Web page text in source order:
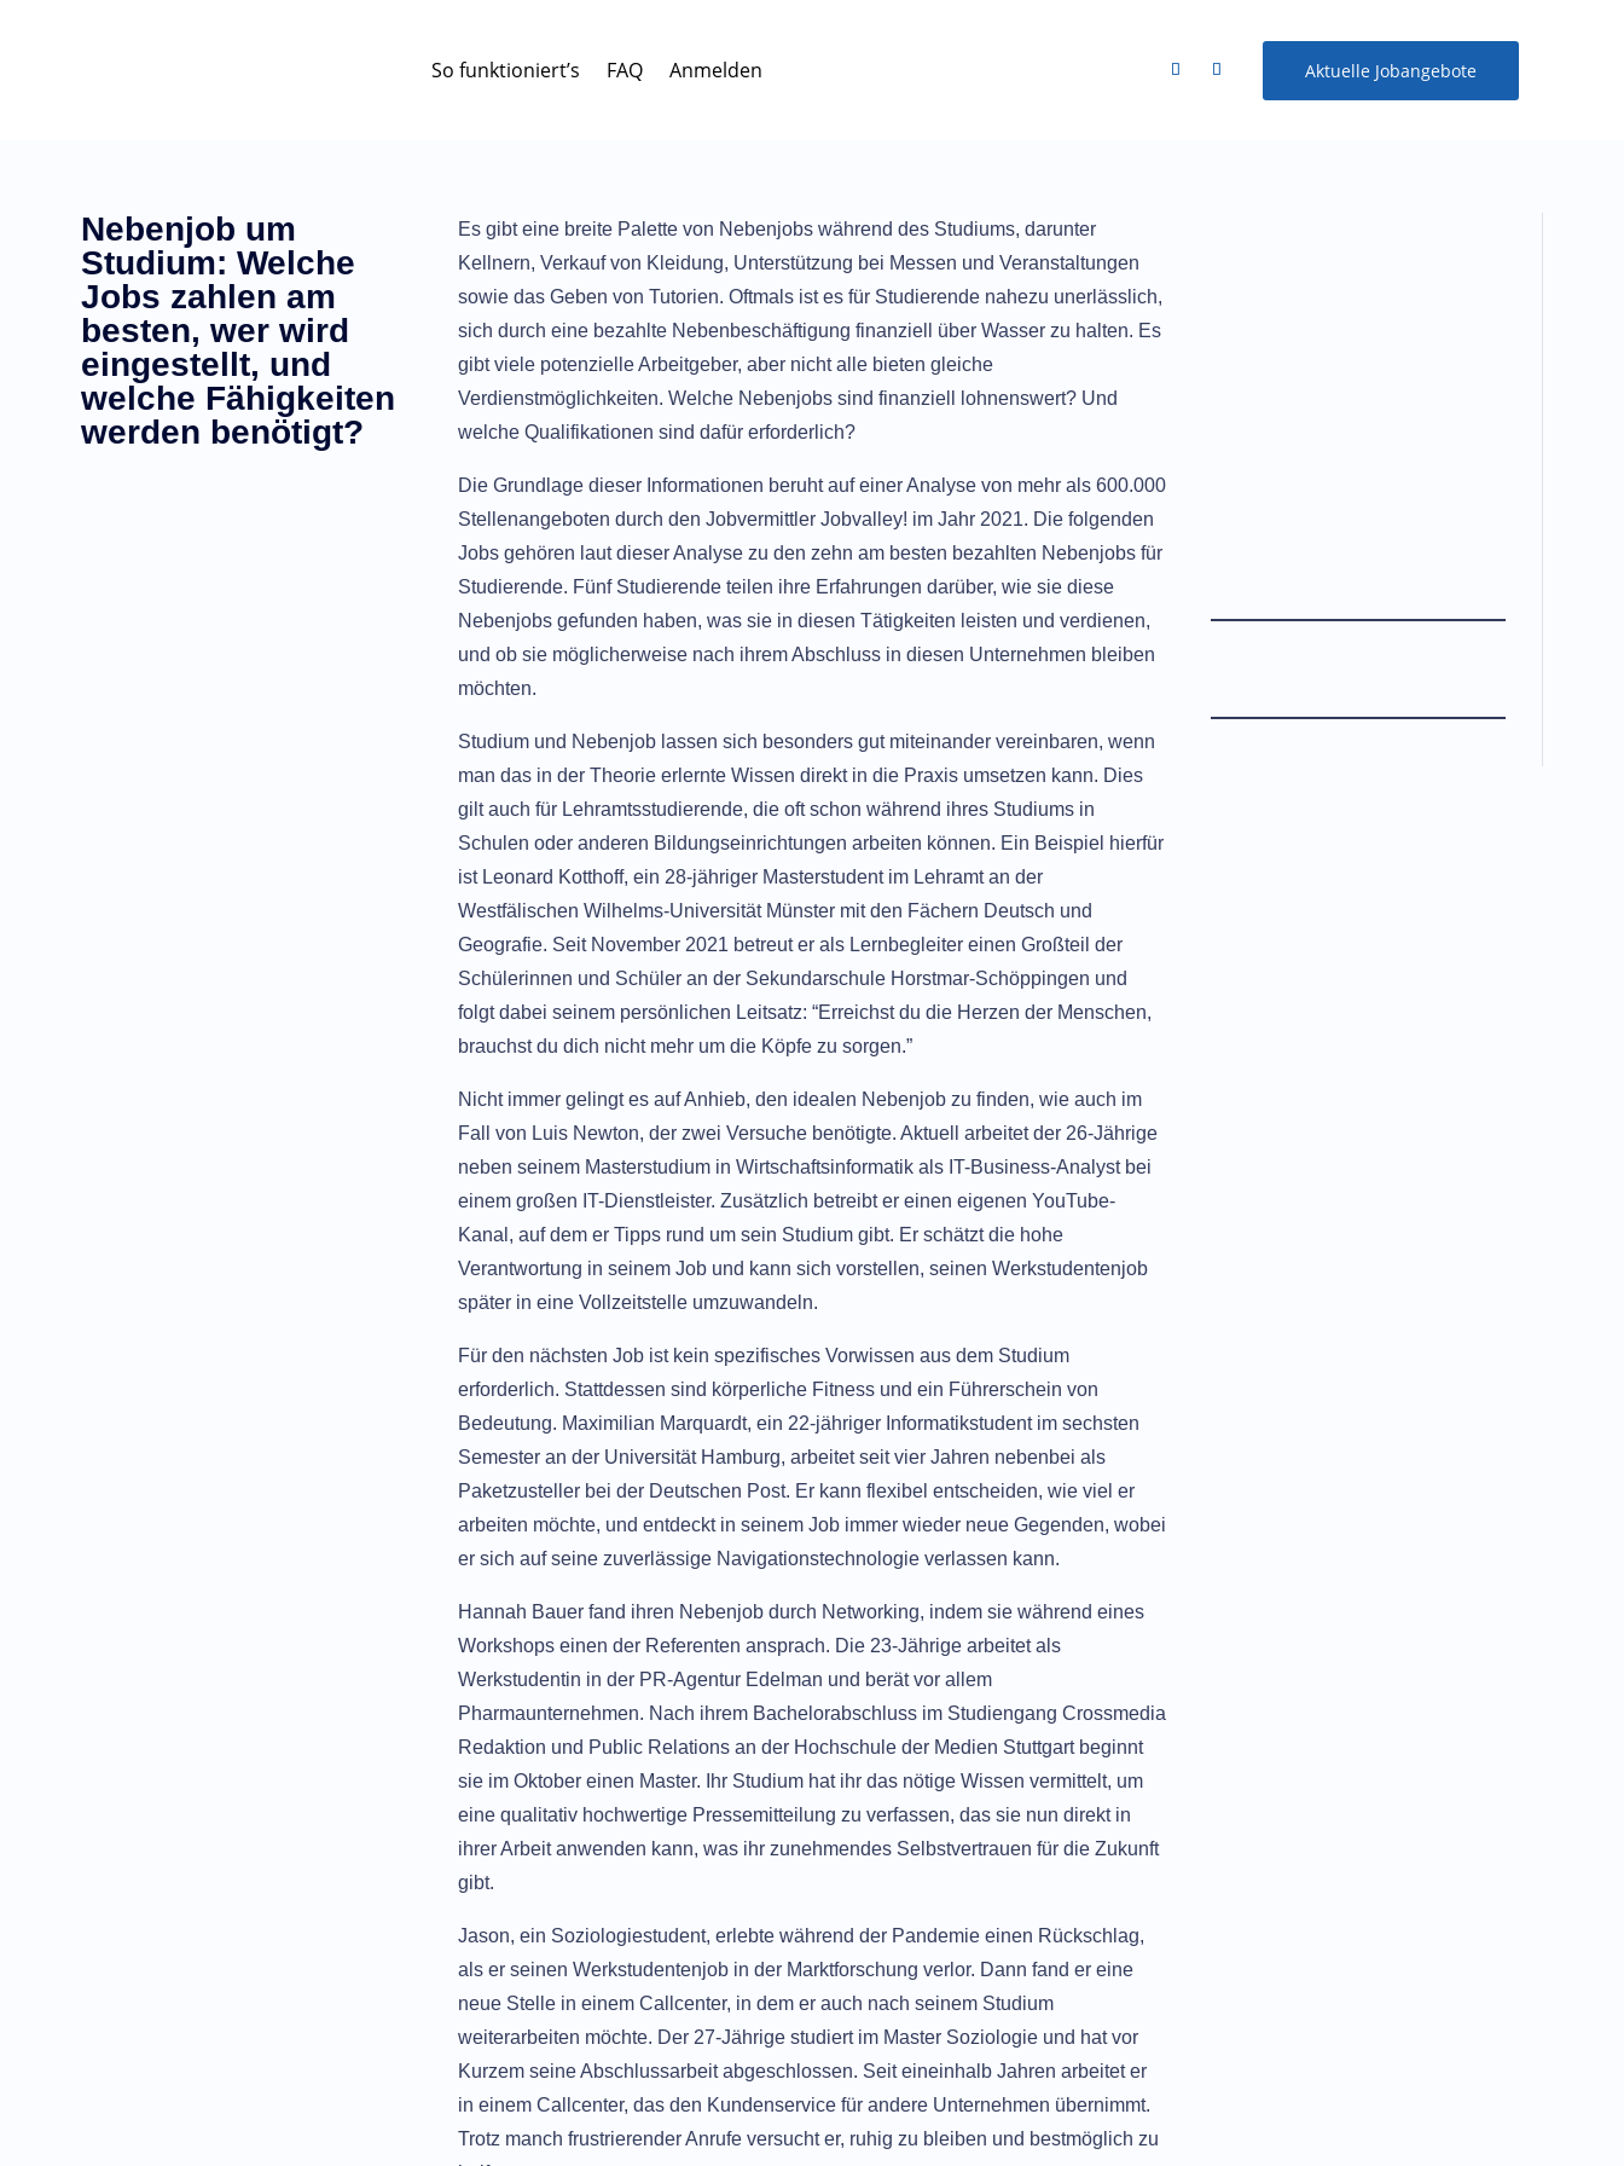
So funktioniert’s FAQ Anmelden Aktuelle Jobangebote
Nebenjob um
Studium: Welche
Jobs zahlen am
besten, wer wird
eingestellt, und
welche Fähigkeiten
werden benötigt?
Es gibt eine breite Palette von Nebenjobs während des Studiums, darunter
Kellnern, Verkauf von Kleidung, Unterstützung bei Messen und Veranstaltungen
sowie das Geben von Tutorien. Oftmals ist es für Studierende nahezu unerlässlich,
sich durch eine bezahlte Nebenbeschäftigung finanziell über Wasser zu halten. Es
gibt viele potenzielle Arbeitgeber, aber nicht alle bieten gleiche
Verdienstmöglichkeiten. Welche Nebenjobs sind finanziell lohnenswert? Und
welche Qualifikationen sind dafür erforderlich?
Die Grundlage dieser Informationen beruht auf einer Analyse von mehr als 600.000
Stellenangeboten durch den Jobvermittler Jobvalley! im Jahr 2021. Die folgenden
Jobs gehören laut dieser Analyse zu den zehn am besten bezahlten Nebenjobs für
Studierende. Fünf Studierende teilen ihre Erfahrungen darüber, wie sie diese
Nebenjobs gefunden haben, was sie in diesen Tätigkeiten leisten und verdienen,
und ob sie möglicherweise nach ihrem Abschluss in diesen Unternehmen bleiben
möchten.
Studium und Nebenjob lassen sich besonders gut miteinander vereinbaren, wenn
man das in der Theorie erlernte Wissen direkt in die Praxis umsetzen kann. Dies
gilt auch für Lehramtsstudierende, die oft schon während ihres Studiums in
Schulen oder anderen Bildungseinrichtungen arbeiten können. Ein Beispiel hierfür
ist Leonard Kotthoff, ein 28-jähriger Masterstudent im Lehramt an der
Westfälischen Wilhelms-Universität Münster mit den Fächern Deutsch und
Geografie. Seit November 2021 betreut er als Lernbegleiter einen Großteil der
Schülerinnen und Schüler an der Sekundarschule Horstmar-Schöppingen und
folgt dabei seinem persönlichen Leitsatz: “Erreichst du die Herzen der Menschen,
brauchst du dich nicht mehr um die Köpfe zu sorgen.”
Nicht immer gelingt es auf Anhieb, den idealen Nebenjob zu finden, wie auch im
Fall von Luis Newton, der zwei Versuche benötigte. Aktuell arbeitet der 26-Jährige
neben seinem Masterstudium in Wirtschaftsinformatik als IT-Business-Analyst bei
einem großen IT-Dienstleister. Zusätzlich betreibt er einen eigenen YouTube-
Kanal, auf dem er Tipps rund um sein Studium gibt. Er schätzt die hohe
Verantwortung in seinem Job und kann sich vorstellen, seinen Werkstudentenjob
später in eine Vollzeitstelle umzuwandeln.
Für den nächsten Job ist kein spezifisches Vorwissen aus dem Studium
erforderlich. Stattdessen sind körperliche Fitness und ein Führerschein von
Bedeutung. Maximilian Marquardt, ein 22-jähriger Informatikstudent im sechsten
Semester an der Universität Hamburg, arbeitet seit vier Jahren nebenbei als
Paketzusteller bei der Deutschen Post. Er kann flexibel entscheiden, wie viel er
arbeiten möchte, und entdeckt in seinem Job immer wieder neue Gegenden, wobei
er sich auf seine zuverlässige Navigationstechnologie verlassen kann.
Hannah Bauer fand ihren Nebenjob durch Networking, indem sie während eines
Workshops einen der Referenten ansprach. Die 23-Jährige arbeitet als
Werkstudentin in der PR-Agentur Edelman und berät vor allem
Pharmaunternehmen. Nach ihrem Bachelorabschluss im Studiengang Crossmedia
Redaktion und Public Relations an der Hochschule der Medien Stuttgart beginnt
sie im Oktober einen Master. Ihr Studium hat ihr das nötige Wissen vermittelt, um
eine qualitativ hochwertige Pressemitteilung zu verfassen, das sie nun direkt in
ihrer Arbeit anwenden kann, was ihr zunehmendes Selbstvertrauen für die Zukunft
gibt.
Jason, ein Soziologiestudent, erlebte während der Pandemie einen Rückschlag,
als er seinen Werkstudentenjob in der Marktforschung verlor. Dann fand er eine
neue Stelle in einem Callcenter, in dem er auch nach seinem Studium
weiterarbeiten möchte. Der 27-Jährige studiert im Master Soziologie und hat vor
Kurzem seine Abschlussarbeit abgeschlossen. Seit eineinhalb Jahren arbeitet er
in einem Callcenter, das den Kundenservice für andere Unternehmen übernimmt.
Trotz manch frustrierender Anrufe versucht er, ruhig zu bleiben und bestmöglich zu